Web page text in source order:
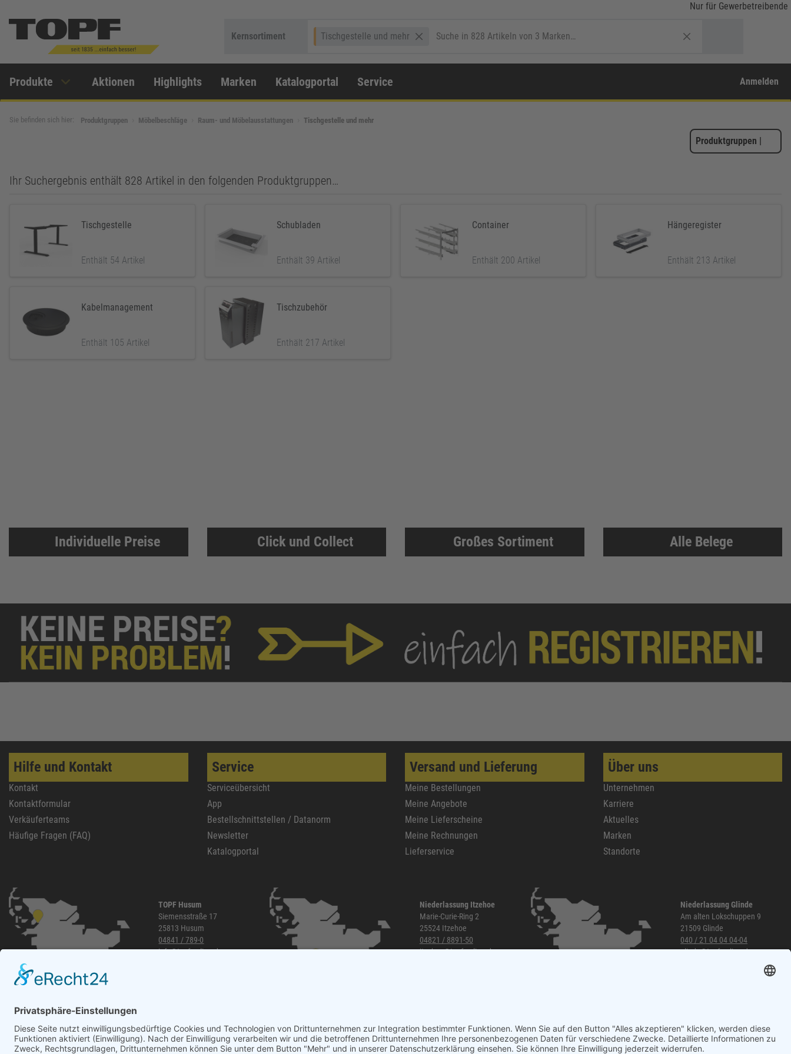
Nur für Gewerbetreibende
Kernsortiment Tischgestelle und mehr
Produkte Aktionen Highlights Marken Katalogportal Service Anmelden
Sie befinden sich hier: Produktgruppen Möbelbeschläge Raum- und Möbelausstattungen Tischgestelle und mehr
Produktgruppen |
Ihr Suchergebnis enthält 828 Artikel in den folgenden Produktgruppen…
Tischgestelle
Enthält 54 Artikel
Schubladen
Enthält 39 Artikel
Container
Enthält 200 Artikel
Hängeregister
Enthält 213 Artikel
Kabelmanagement
Enthält 105 Artikel
Tischzubehör
Enthält 217 Artikel
Individuelle Preise Click und Collect Großes Sortiment Alle Belege
Hilfe und Kontakt
Kontakt
Kontaktformular
Verkäuferteams
Häufige Fragen (FAQ)
Service
Serviceübersicht
App
Bestellschnittstellen / Datanorm
Newsletter
Katalogportal
Versand und Lieferung
Meine Bestellungen
Meine Angebote
Meine Lieferscheine
Meine Rechnungen
Lieferservice
Über uns
Unternehmen
Karriere
Aktuelles
Marken
Standorte
TOPF Husum
Siemensstraße 17
25813 Husum
04841 / 789-0
info@topf-online.de
Niederlassung Itzehoe
Marie-Curie-Ring 2
25524 Itzehoe
04821 / 8891-50
itzehoe@topf-online.de
Niederlassung Glinde
Am alten Lokschuppen 9
21509 Glinde
040 / 21 04 04 04-04
glinde@topf-online.de